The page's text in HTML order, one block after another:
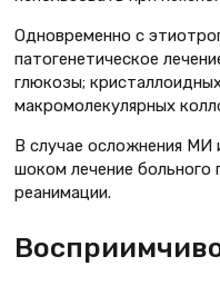
Одновременно с
патогенетическое
глюкозы;
макромолекулярных
В случае осложнения МИ
шоком лечение больного
реанимации.